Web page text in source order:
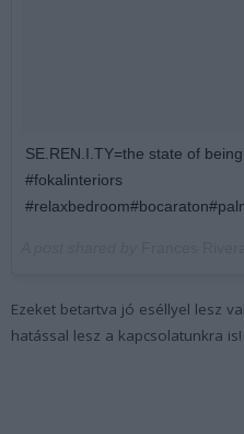
SE.REN.I.TY=the state of
#fokalinteriors
Ezeket betartva jó eséllyel lesz
hatással lesz a kapcsolatunkra is!